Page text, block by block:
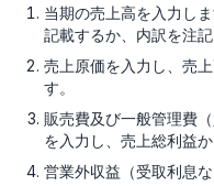
当期の売上高を入力し
記載するか、内訳を注記
売上原価を入力し、売
す。
販売費及び一般管理費
を入力し、売上総利益
営業外収益（受取利息